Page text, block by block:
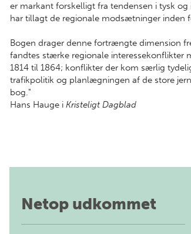
er markant forskelligt fra tendensen i tysk
har tillagt de regionale modsætninger inden
Bogen drager denne fortrængte dimension
fandtes stærke regionale interessekonflikter
1814 til 1864; konflikter der kom særlig
trafikpolitik og planlægningen af de store
bog."
Hans Hauge iKristeligt Dagblad
Netop udkommet